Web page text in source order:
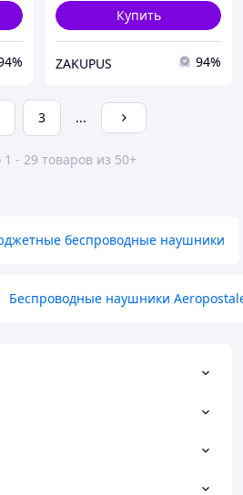
Купить
ZAKUPUS 94%
3 ...
1 - 29 товаров из 50+
беспроводные наушники
Беспроводные наушники